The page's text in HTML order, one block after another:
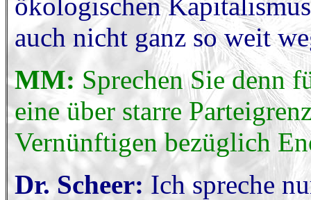
auch nicht ganz so weit
MM: Sprechen Sie denn
eine über starre
Vernünftigen bezüglich
Dr. Scheer: Ich spreche